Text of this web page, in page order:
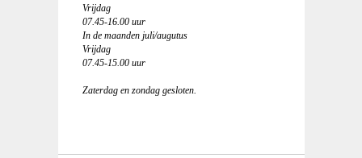
Vrijdag
07.45-16.00 uur
In de maanden juli/augutus
Vrijdag
07.45-15.00 uur
Zaterdag en zondag gesloten.